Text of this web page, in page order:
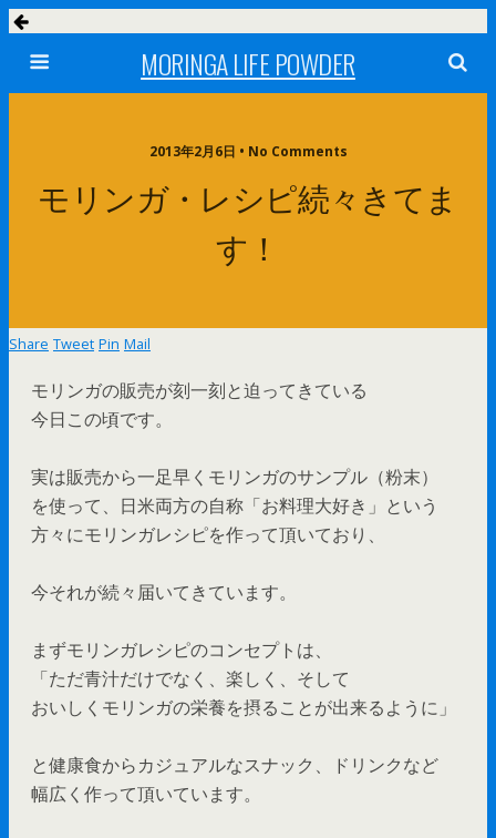
MORINGA LIFE POWDER
2013年2月6日 • No Comments
モリンガ・レシピ続々きてま
す！
Share Tweet Pin Mail
モリンガの販売が刻一刻と迫ってきている
今日この頃です。
実は販売から一足早くモリンガのサンプル（粉末）
を使って、日米両方の自称「お料理大好き」という
方々にモリンガレシピを作って頂いており、
今それが続々届いてきています。
まずモリンガレシピのコンセプトは、
「ただ青汁だけでなく、楽しく、そして
おいしくモリンガの栄養を摂ることが出来るように」
と健康食からカジュアルなスナック、ドリンクなど
幅広く作って頂いています。